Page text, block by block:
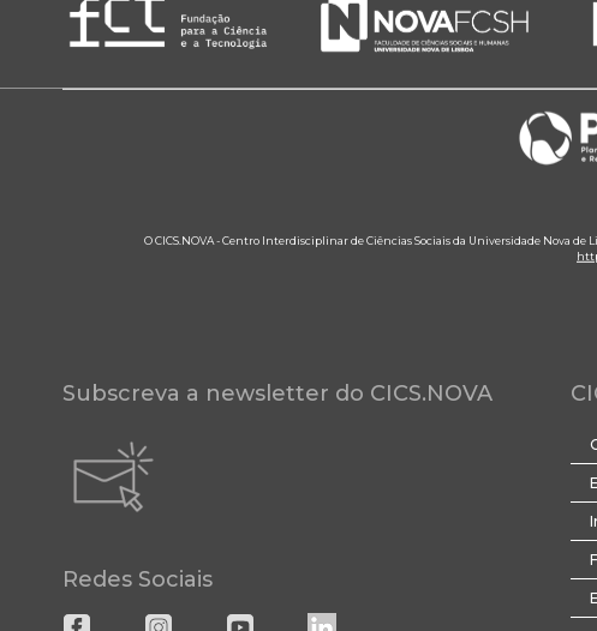
O CICS.NOVA - Centro Interdisciplinar de Ciências Sociais da Universidade Nova de
Subscreva a newsletter do CICS.NOVA
Redes Sociais